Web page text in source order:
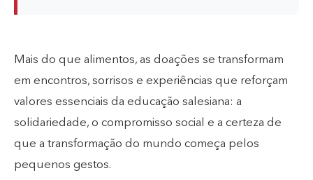
Mais do que alimentos, as doações se transformam
em encontros, sorrisos e experiências que reforçam
valores essenciais da educação salesiana: a
solidariedade, o compromisso social e a certeza de
que a transformação do mundo começa pelos
pequenos gestos.